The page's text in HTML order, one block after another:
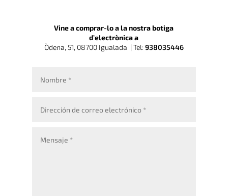
Vine a comprar-lo a la nostra botiga
d’electrònica a
Òdena, 51, 08700 Igualada | Tel: 938035446